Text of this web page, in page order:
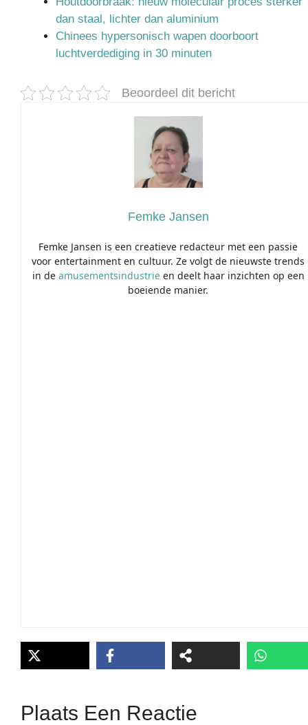
dan staal, lichter dan aluminium
Chinees hypersonisch wapen doorboort
luchtverdediging in 30 minuten
Beoordeel dit bericht
Femke Jansen
Femke Jansen is een creatieve redacteur met een passie
voor entertainment en cultuur. Ze volgt de nieuwste trends
in de amusementsindustrieen deelt haar inzichten op een
boeiende manier.
Plaats Een Reactie